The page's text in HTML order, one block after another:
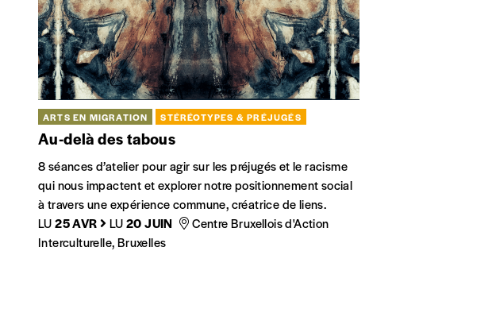
ARTS EN MIGRATION STÉRÉOTYPES & PRÉJUGÉS
Au-delà des tabous
8 séances d’atelier pour agir sur les préjugés et le racisme
qui nous impactent et explorer notre positionnement social
à travers une expérience commune, créatrice de liens.
LU25 AVR LU20 JUIN
Centre Bruxellois d'Action
Interculturelle, Bruxelles